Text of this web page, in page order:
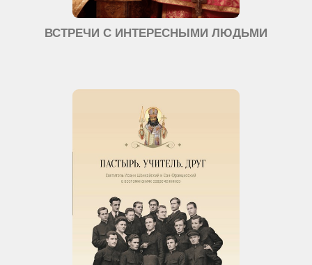
ВСТРЕЧИ С ИНТЕРЕСНЫМИ ЛЮДЬМИ